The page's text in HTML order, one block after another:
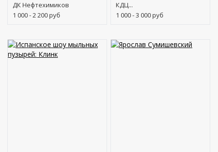
ДК Нефтехимиков
1 000 - 2 200руб
КДЦ...
1 000 - 3 000руб